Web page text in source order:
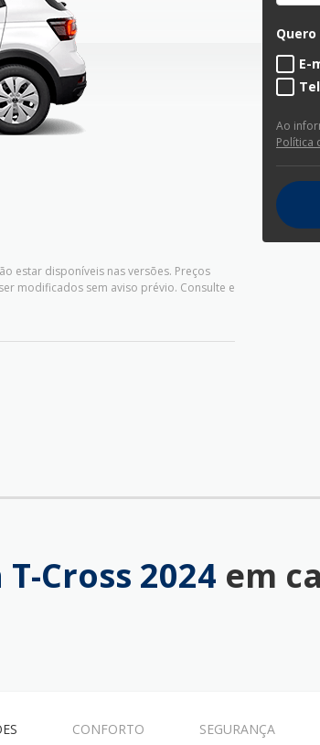
estar disponíveis nas versões. Preços
modificados sem aviso prévio. Consulte e
E-
Ao
Política
Cross 2024 em
CONFORTO SEGURANÇA